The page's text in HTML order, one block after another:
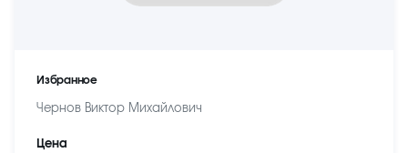
Избранное
Чернов Виктор Михайлович
Цена